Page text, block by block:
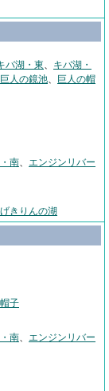
バ湖・東、 キバ湖・
巨人の鏡池、
巨人の帽
南、 エンジンリバー
げきりんの湖
子
南、 エンジンリバー